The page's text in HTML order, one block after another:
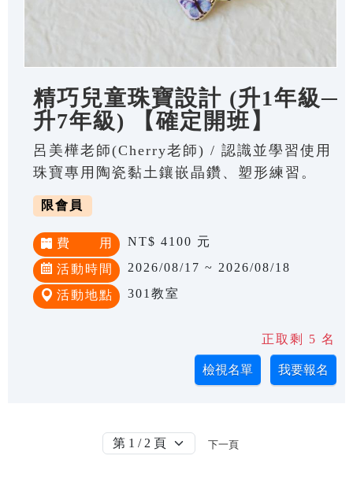
精巧兒童珠寶設計 (升1年級─
升7年級) 【確定開班】
呂美樺老師(Cherry老師) / 認識並學習使用
珠寶專用陶瓷黏土鑲嵌晶鑽、塑形練習。
限會員
費 用 NT$ 4100 元
活動時間 2026/08/17 ~ 2026/08/18
活動地點 301教室
正取剩 5 名
下一頁